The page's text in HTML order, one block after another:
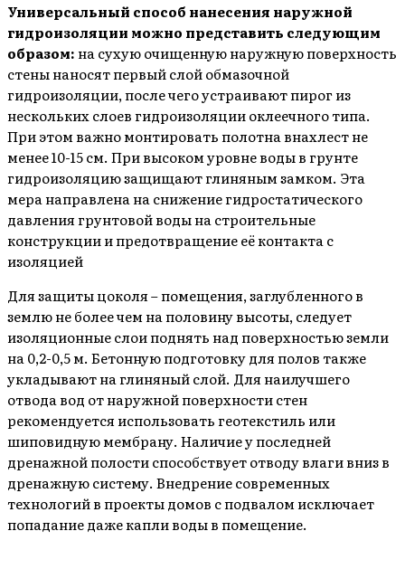
Универсальный способ нанесения наружной
гидроизоляции можно представить следующим
образом: на сухую очищенную наружную поверхность
стены наносят первый слой обмазочной
гидроизоляции, после чего устраивают пирог из
нескольких слоев гидроизоляции оклеечного типа.
При этом важно монтировать полотна внахлест не
менее 10-15 см. При высоком уровне воды в грунте
гидроизоляцию защищают глиняным замком. Эта
мера направлена на снижение гидростатического
давления грунтовой воды на строительные
конструкции и предотвращение её контакта с
изоляцией
Для защиты цоколя – помещения, заглубленного в
землю не более чем на половину высоты, следует
изоляционные слои поднять над поверхностью земли
на 0,2-0,5 м. Бетонную подготовку для полов также
укладывают на глиняный слой. Для наилучшего
отвода вод от наружной поверхности стен
рекомендуется использовать геотекстиль или
шиповидную мембрану. Наличие у последней
дренажной полости способствует отводу влаги вниз в
дренажную систему. Внедрение современных
технологий в проекты домов с подвалом исключает
попадание даже капли воды в помещение.